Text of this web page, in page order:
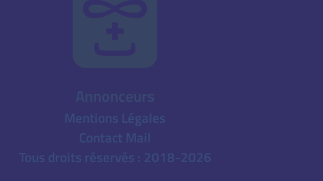
Mentions Légales
Contact Mail
Tous droits réservés : 2018-2026